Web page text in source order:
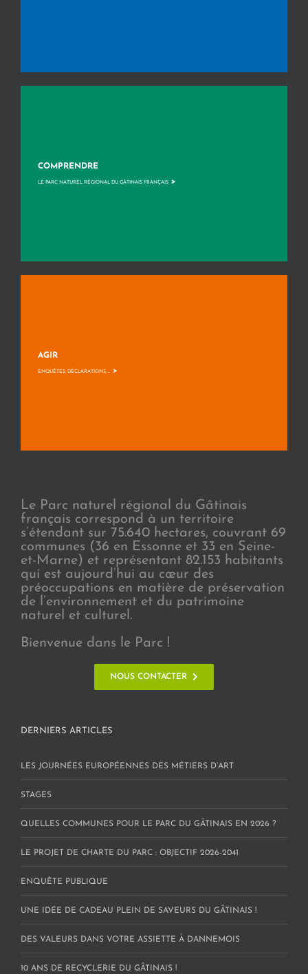
COMPRENDRE
LE PARC NATUREL RÉGIONAL DU GÂTINAIS FRANÇAIS >
AGIR
ENQUÊTES, DÉCLARATIONS, ... >
Le Parc naturel régional du Gâtinais
français correspond à un territoire
s’étendant sur 75.640 hectares, couvrant 69
communes (36 en Essonne et 33 en Seine-
et-Marne) et représentant 82.153 habitants
qui est aujourd’hui au cœur des
préoccupations en matière de préservation
de l’environnement et du patrimoine
naturel et culturel.
Bienvenue dans le Parc !
NOUS CONTACTER
DERNIERS ARTICLES
LES JOURNÉES EUROPÉENNES DES MÉTIERS D’ART
STAGES
QUELLES COMMUNES POUR LE PARC DU GÂTINAIS EN 2026 ?
LE PROJET DE CHARTE DU PARC : OBJECTIF 2026-2041
ENQUÊTE PUBLIQUE
UNE IDÉE DE CADEAU PLEIN DE SAVEURS DU GÂTINAIS !
DES VALEURS DANS VOTRE ASSIETTE À DANNEMOIS
10 ANS DE RECYCLERIE DU GÂTINAIS !